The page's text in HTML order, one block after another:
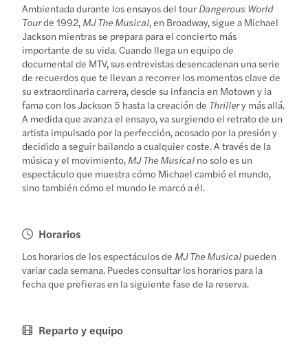
Ambientada durante los ensayos del tour Dangerous World
Tourde 1992, MJ The Musical, en Broadway, sigue a Michael
Jackson mientras se prepara para el concierto más
importante de su vida. Cuando llega un equipo de
documental de MTV, sus entrevistas desencadenan una serie
de recuerdos que te llevan a recorrer los momentos clave de
su extraordinaria carrera, desde su infancia en Motown y la
fama con los Jackson 5 hasta la creación de Thrillery más allá.
A medida que avanza el ensayo, va surgiendo el retrato de un
artista impulsado por la perfección, acosado por la presión y
decidido a seguir bailando a cualquier coste. A través de la
música y el movimiento, MJ The Musical no solo es un
espectáculo que muestra cómo Michael cambió el mundo,
sino también cómo el mundo le marcó a él.
Horarios
Los horarios de los espectáculos de MJ The Musical pueden
variar cada semana. Puedes consultar los horarios para la
fecha que prefieras en la siguiente fase de la reserva.
Reparto y equipo